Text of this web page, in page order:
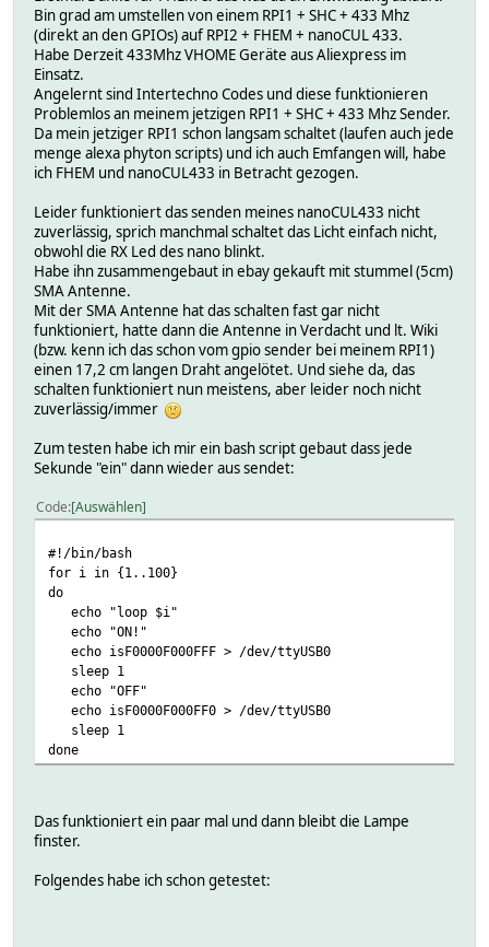
Bin grad am umstellen von einem RPI1 + SHC + 433 Mhz
(direkt an den GPIOs) auf RPI2 + FHEM + nanoCUL 433.
Habe Derzeit 433Mhz VHOME Geräte aus Aliexpress im
Einsatz.
Angelernt sind Intertechno Codes und diese funktionieren
Problemlos an meinem jetzigen RPI1 + SHC + 433 Mhz Sender.
Da mein jetziger RPI1 schon langsam schaltet (laufen auch jede
menge alexa phyton scripts) und ich auch Emfangen will, habe
ich FHEM und nanoCUL433 in Betracht gezogen.
Leider funktioniert das senden meines nanoCUL433 nicht
zuverlässig, sprich manchmal schaltet das Licht einfach nicht,
obwohl die RX Led des nano blinkt.
Habe ihn zusammengebaut in ebay gekauft mit stummel (5cm)
SMA Antenne.
Mit der SMA Antenne hat das schalten fast gar nicht
funktioniert, hatte dann die Antenne in Verdacht und lt. Wiki
(bzw. kenn ich das schon vom gpio sender bei meinem RPI1)
einen 17,2 cm langen Draht angelötet. Und siehe da, das
schalten funktioniert nun meistens, aber leider noch nicht
zuverlässig/immer
Zum testen habe ich mir ein bash script gebaut dass jede
Sekunde "ein" dann wieder aus sendet:
Code Auswählen
#!/bin/bash
for i in {1..100}
do
echo "loop $i"
echo "ON!"
echo isF0000F000FFF > /dev/ttyUSB0
sleep 1
echo "OFF"
echo isF0000F000FF0 > /dev/ttyUSB0
sleep 1
done
Das funktioniert ein paar mal und dann bleibt die Lampe
finster.
Folgendes habe ich schon getestet: